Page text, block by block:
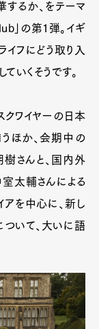
るか、をテーマ
」の第1弾。イギ
イフにどう取り入
いくそうです。
クワイヤーの日本
ほか、会期中の
樹さんと、国内外
室太輔さんによる
アを中心に、新し
ついて、大いに語